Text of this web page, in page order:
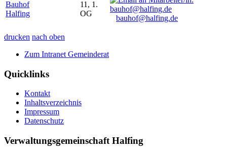
Bauhof
Halfing
11, 1.
OG
bauhof@halfing.de
drucken nach oben
Zum Intranet Gemeinderat
Quicklinks
Kontakt
Inhaltsverzeichnis
Impressum
Datenschutz
Verwaltungsgemeinschaft Halfing